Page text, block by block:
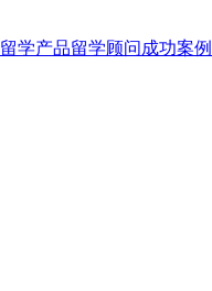
留学产品留学顾问 成功案例